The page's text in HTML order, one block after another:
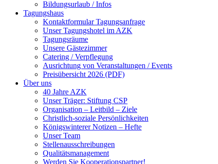
Bildungsurlaub / Infos
Tagungshaus
Kontaktformular Tagungsanfrage
Unser Tagungshotel im AZK
Tagungsräume
Unsere Gästezimmer
Catering / Verpflegung
Ausrichtung von Veranstaltungen / Events
Preisübersicht 2026 (PDF)
Über uns
40 Jahre AZK
Unser Träger: Stiftung CSP
Organisation – Leitbild – Ziele
Christlich-soziale Persönlichkeiten
Königswinterer Notizen – Hefte
Unser Team
Stellenausschreibungen
Qualitätsmanagement
Werden Sie Kooperationspartner!